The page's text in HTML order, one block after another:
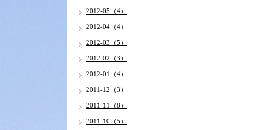
2012-05（4）
2012-04（4）
2012-03（5）
2012-02（3）
2012-01（4）
2011-12（3）
2011-11（8）
2011-10（5）